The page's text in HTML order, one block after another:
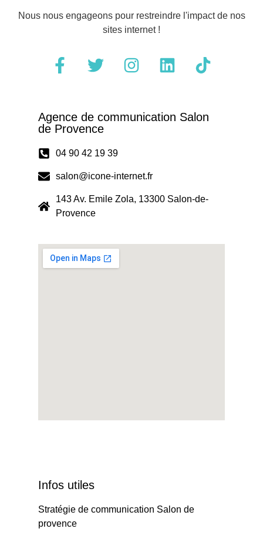
Nous nous engageons pour restreindre l'impact de nos
sites internet !
Agence de communication Salon
de Provence
04 90 42 19 39
salon@icone-internet.fr
143 Av. Emile Zola, 13300 Salon-de-
Provence
Infos utiles
Stratégie de communication Salon de
provence